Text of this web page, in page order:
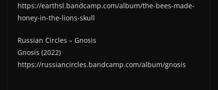
https://earthsl.bandcamp.com/album/the-bees-made-
honey-in-the-lions-skull
Russian Circles – Gnosis
Gnosis (2022)
https://russiancircles.bandcamp.com/album/gnosis